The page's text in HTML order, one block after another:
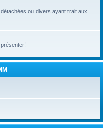
ou divers ayant trait aux